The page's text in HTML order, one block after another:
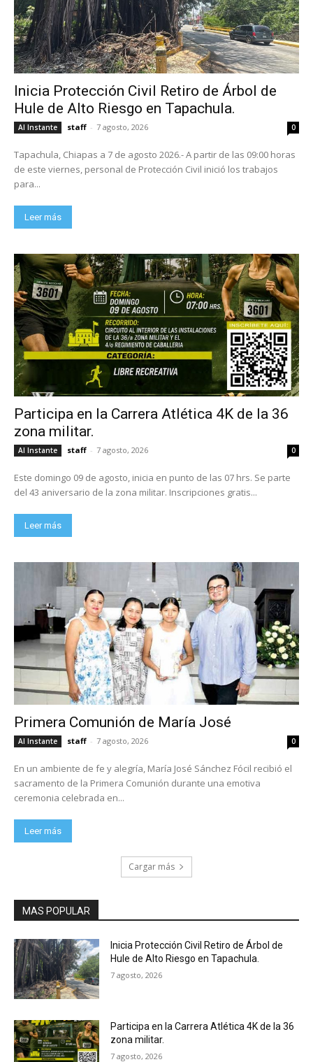
Inicia Protección Civil Retiro de Árbol de
Hule de Alto Riesgo en Tapachula.
Al Instante staff - 7 agosto, 2026 0
Tapachula, Chiapas a 7 de agosto 2026.- A partir de las 09:00 horas
de este viernes, personal de Protección Civil inició los trabajos
para...
Leer más
Participa en la Carrera Atlética 4K de la 36
zona militar.
Al Instante staff - 7 agosto, 2026 0
Este domingo 09 de agosto, inicia en punto de las 07 hrs. Se parte
del 43 aniversario de la zona militar. Inscripciones gratis...
Leer más
Primera Comunión de María José
Al Instante staff - 7 agosto, 2026 0
En un ambiente de fe y alegría, María José Sánchez Fócil recibió el
sacramento de la Primera Comunión durante una emotiva
ceremonia celebrada en...
Leer más
Cargar más
MAS POPULAR
Inicia Protección Civil Retiro de Árbol de
Hule de Alto Riesgo en Tapachula.
7 agosto, 2026
Participa en la Carrera Atlética 4K de la 36
zona militar.
7 agosto, 2026